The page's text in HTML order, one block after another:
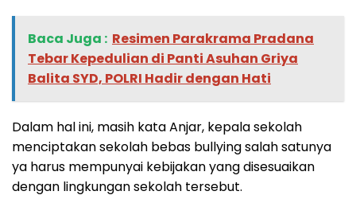
Baca Juga : Resimen Parakrama Pradana
Tebar Kepedulian di Panti Asuhan Griya
Balita SYD, POLRI Hadir dengan Hati
Dalam hal ini, masih kata Anjar, kepala sekolah
menciptakan sekolah bebas bullying salah satunya
ya harus mempunyai kebijakan yang disesuaikan
dengan lingkungan sekolah tersebut.